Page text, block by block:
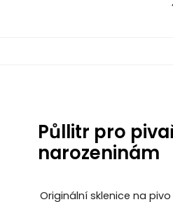
Půllitr pro
narozeninám
Originální sklenice na